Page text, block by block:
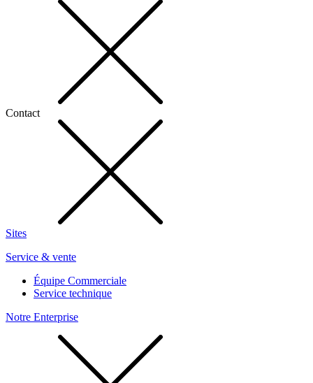
Contact
Sites
Service & vente
Équipe Commerciale
Service technique
Notre Enterprise